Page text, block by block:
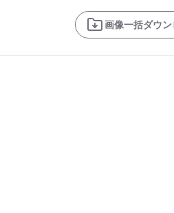
画像一括ダウン